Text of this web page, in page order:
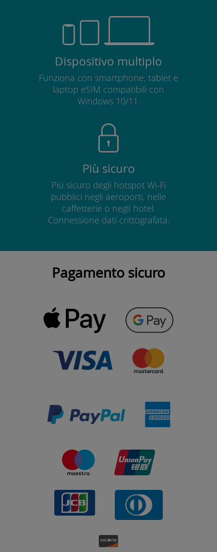
Dispositivo multiplo
Funziona con smartphone, tablet e
laptop eSIM compatibili con
Windows 10/11.
Più sicuro
Più sicuro degli hotspot Wi-Fi
pubblici negli aeroporti, nelle
caffetterie o negli hotel.
Connessione dati crittografata.
Pagamento sicuro